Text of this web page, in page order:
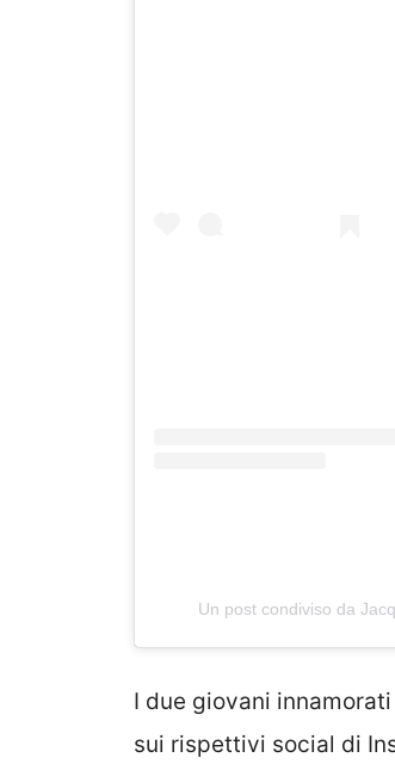
Un post condiviso da
I due giovani
sui rispettivi social di